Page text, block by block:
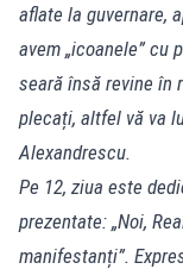
aflate la guvernare,
avem „icoanele” cu
seară însă revine în
plecați, altfel vă va
Alexandrescu.
Pe 12, ziua este
prezentate: „Noi,
manifestanți”.